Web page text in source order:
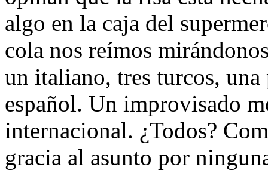
algo en la caja del
cola nos reímos
un italiano, tres turcos, una
español. Un improvisado
internacional. ¿Todos?
gracia al asunto por